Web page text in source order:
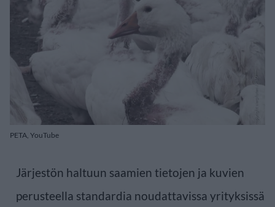
PETA, YouTube
Järjestön haltuun saamien tietojen ja kuvien
perusteella standardia noudattavissa yrityksissä